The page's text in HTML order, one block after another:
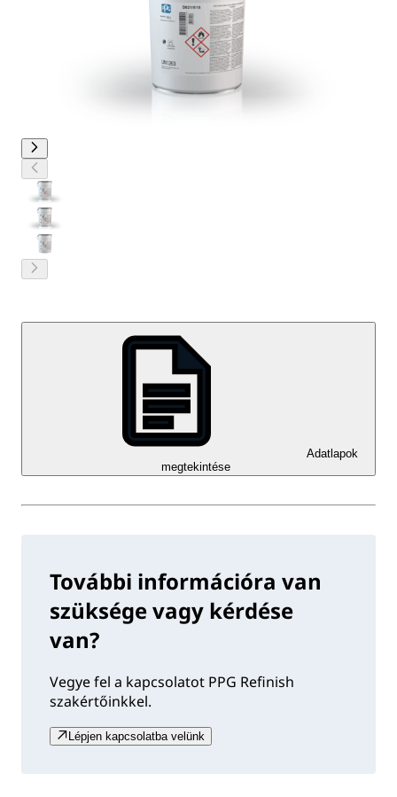
Adatlapok
megtekintése
További információra van
szüksége vagy kérdése
van?
Vegye fel a kapcsolatot PPG Refinish
szakértőinkkel.
Lépjen kapcsolatba velünk